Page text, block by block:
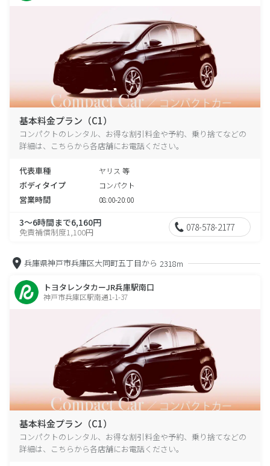
基本料金プラン（C1）
コンパクトのレンタル、お得な割引料金や予約、乗り捨てなどの
詳細は、こちらから各店舗にお電話ください。
代表車種 ヤリス 等
ボディタイプ コンパクト
営業時間 08:00-20:00
3～6時間まで6,160円
免責補償制度1,100円 078-578-2177
兵庫県神戸市兵庫区大同町五丁目から 2318m
トヨタレンタカーJR兵庫駅南口
神戸市兵庫区駅南通1-1-37
基本料金プラン（C1）
コンパクトのレンタル、お得な割引料金や予約、乗り捨てなどの
詳細は、こちらから各店舗にお電話ください。